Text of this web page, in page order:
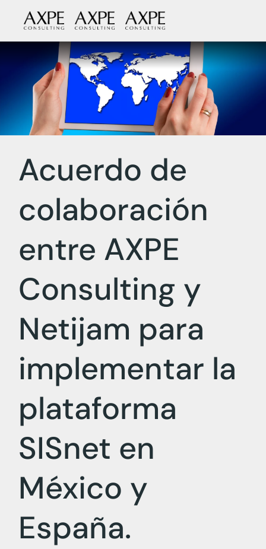
content
Acuerdo de
colaboración
entre AXPE
Consulting y
Netijam para
implementar la
plataforma
SISnet en
México y
España.